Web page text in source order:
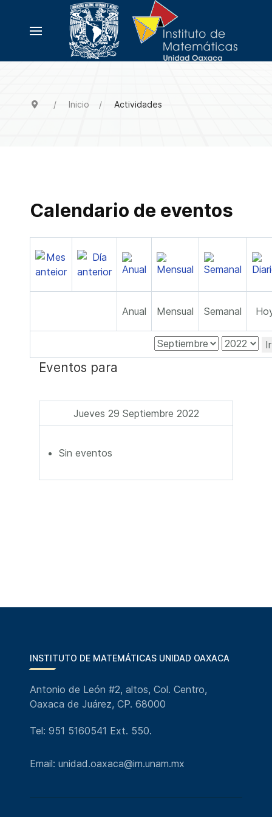
Inicio Actividades
Calendario de eventos
Anual Mensual Semanal
Eventos para
Jueves 29 Septiembre 2022
Sin eventos
INSTITUTO DE MATEMÁTICAS UNIDAD OAXACA
Antonio de León #2, altos, Col. Centro,
Oaxaca de Juárez, CP. 68000
Tel: 951 5160541 Ext. 550.
Email: unidad.oaxaca@im.unam.mx